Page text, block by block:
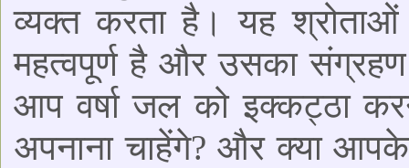
व्यक्त करता है। यह श्रोताओं
महत्वपूर्ण है और उसका
आप वर्षा जल को इक्कट्ठा
अपनाना चाहेंगे? और क्या आपके